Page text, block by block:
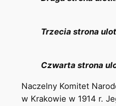
Trzecia strona
Czwarta strona
Naczelny Komitet
w Krakowie w 1914 r.